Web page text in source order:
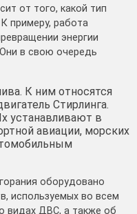
от того, какой тип
примеру, работа
энергии
в свою очередь
К ним относятся
Стирлинга.
устанавливают в
авиации, морских
оборудовано
используемых во всем
видах ДВС, а также об